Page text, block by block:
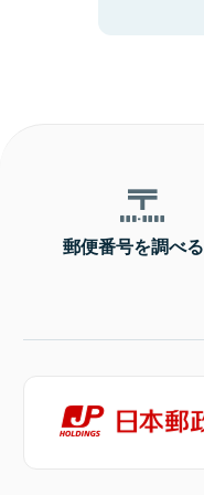
郵便番号を調べる